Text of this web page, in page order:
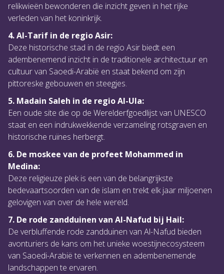
relikwieën bewonderen die inzicht geven in het rijke
verleden van het koninkrijk.
4. Al-Tarif in de regio Asir:
Deze historische stad in de regio Asir biedt een
adembenemend inzicht in de traditionele architectuur en
cultuur van Saoedi-Arabië en staat bekend om zijn
pittoreske gebouwen en steegjes.
5. Madain Saleh in de regio Al-Ula:
Een oude site die op de Werelderfgoedlijst van UNESCO
staat en een indrukwekkende verzameling rotsgraven en
historische ruïnes herbergt.
6. De moskee van de profeet Mohammed in
Medina:
Deze religieuze plek is een van de belangrijkste
bedevaartsoorden van de islam en trekt elk jaar miljoenen
gelovigen van over de hele wereld.
7. De rode zandduinen van Al-Nafud bij Hail:
De verbluffende rode zandduinen van Al-Nafud bieden
avonturiers de kans om het unieke woestijnecosysteem
van Saoedi-Arabië te verkennen en adembenemende
landschappen te ervaren.